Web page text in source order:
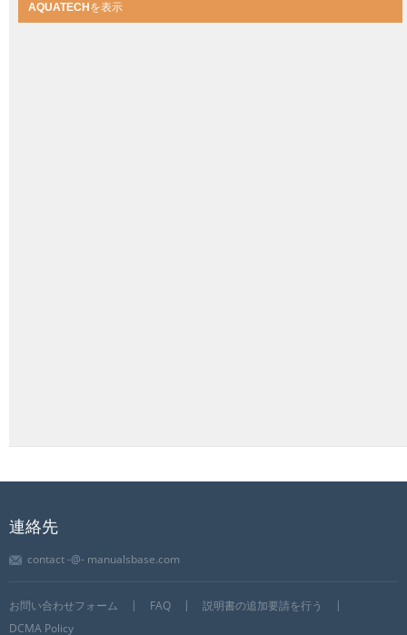
AQUATECH を表示
連絡先
contact -@- manualsbase.com
お問い合わせフォーム FAQ
説明書の追加要請を行う
DCMA Policy